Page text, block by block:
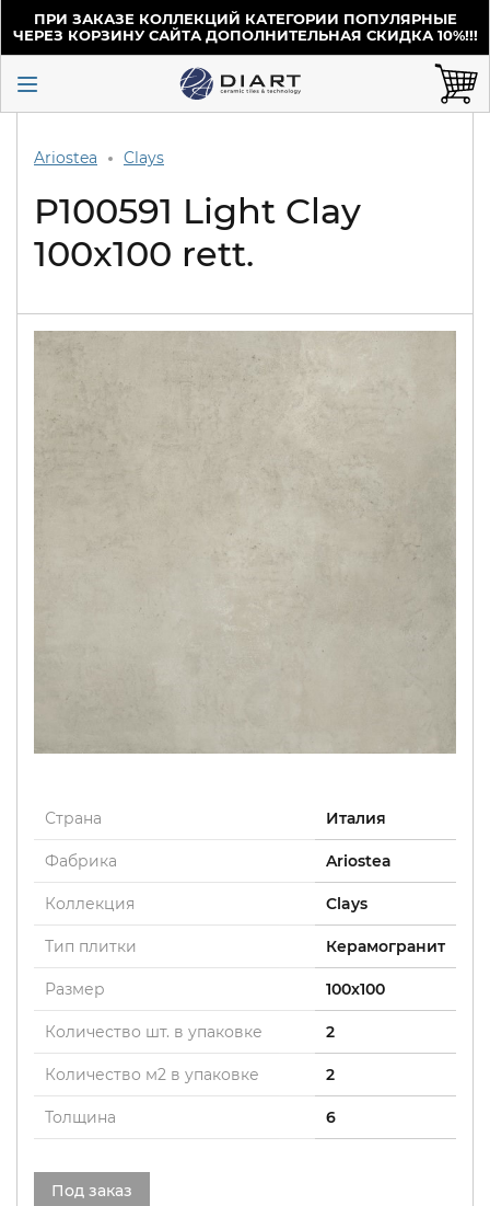
ПРИ ЗАКАЗЕ КОЛЛЕКЦИЙ КАТЕГОРИИ ПОПУЛЯРНЫЕ
ЧЕРЕЗ КОРЗИНУ САЙТА ДОПОЛНИТЕЛЬНАЯ СКИДКА 10%!!!
Ariostea Clays
P100591 Light Clay
100x100 rett.
Страна Италия
Фабрика Ariostea
Коллекция Clays
Тип плитки Керамогранит
Размер 100x100
Количество шт. в упаковке 2
Количество м2 в упаковке 2
Толщина 6
Под заказ